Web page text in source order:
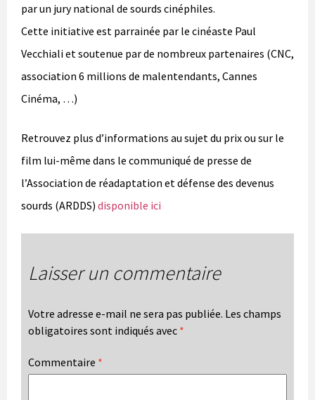
par un jury national de sourds cinéphiles.
Cette initiative est parrainée par le cinéaste Paul
Vecchiali et soutenue par de nombreux partenaires (CNC,
association 6 millions de malentendants, Cannes
Cinéma, …)
Retrouvez plus d’informations au sujet du prix ou sur le
film lui-même dans le communiqué de presse de
l’Association de réadaptation et défense des devenus
sourds (ARDDS) disponible ici
Laisser un commentaire
Votre adresse e-mail ne sera pas publiée. Les champs
obligatoires sont indiqués avec *
Commentaire *